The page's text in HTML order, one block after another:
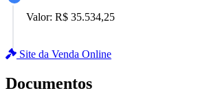
Valor: R$ 35.534,25
Site da Venda Online
Documentos